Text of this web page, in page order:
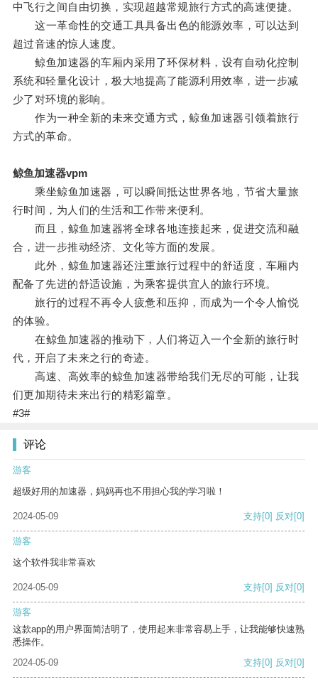
中飞行之间自由切换，实现超越常规旅行方式的高速便捷。
这一革命性的交通工具具备出色的能源效率，可以达到
超过音速的惊人速度。
鲸鱼加速器的车厢内采用了环保材料，设有自动化控制
系统和轻量化设计，极大地提高了能源利用效率，进一步减
少了对环境的影响。
作为一种全新的未来交通方式，鲸鱼加速器引领着旅行
方式的革命。
鲸鱼加速器vpm
乘坐鲸鱼加速器，可以瞬间抵达世界各地，节省大量旅
行时间，为人们的生活和工作带来便利。
而且，鲸鱼加速器将全球各地连接起来，促进交流和融
合，进一步推动经济、文化等方面的发展。
此外，鲸鱼加速器还注重旅行过程中的舒适度，车厢内
配备了先进的舒适设施，为乘客提供宜人的旅行环境。
旅行的过程不再令人疲惫和压抑，而成为一个令人愉悦
的体验。
在鲸鱼加速器的推动下，人们将迈入一个全新的旅行时
代，开启了未来之行的奇迹。
高速、高效率的鲸鱼加速器带给我们无尽的可能，让我
们更加期待未来出行的精彩篇章。
#3#
评论
游客
超级好用的加速器，妈妈再也不用担心我的学习啦！
2024-05-09 支持[0] 反对[0]
游客
这个软件我非常喜欢
2024-05-09 支持[0] 反对[0]
游客
这款app的用户界面简洁明了，使用起来非常容易上手，让我能够快速熟
悉操作。
2024-05-09
支持[0] 反对[0]